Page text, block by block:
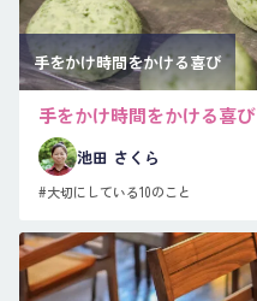
手をかけ時間をかける喜び
手をかけ時間をかける喜び
池田 さくら
#大切にしている10のこと